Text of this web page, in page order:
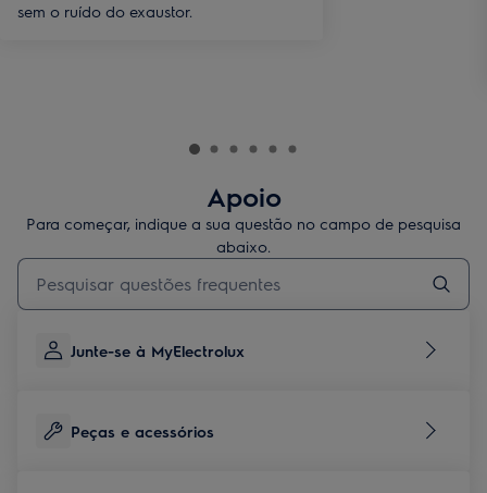
sem o ruído do exaustor.
Apoio
Para começar, indique a sua questão no campo de pesquisa
abaixo.
Type to search for support articles
Junte-se à MyElectrolux
Peças e acessórios